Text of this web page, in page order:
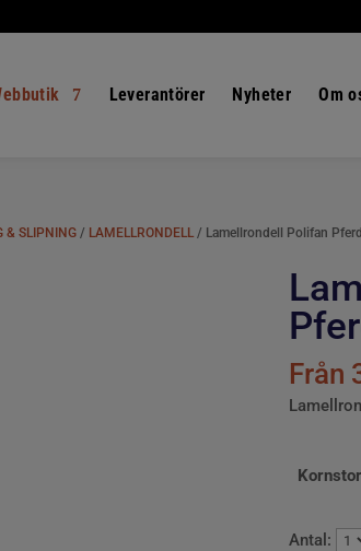
Leverantörer Nyheter Om
& SLIPNING/ LAMELLRONDELL/ Lamellrondell Polifan
Från
Antal: